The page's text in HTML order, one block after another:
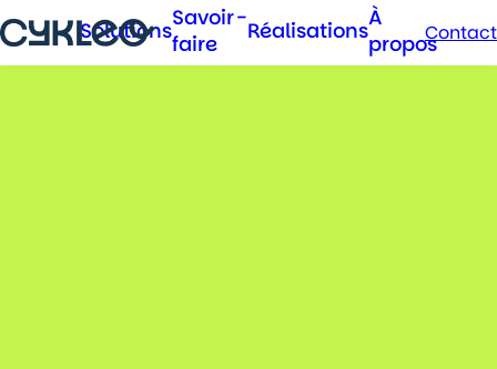
SolutionsSavoir-
faire
RéalisationsÀ
proposContact